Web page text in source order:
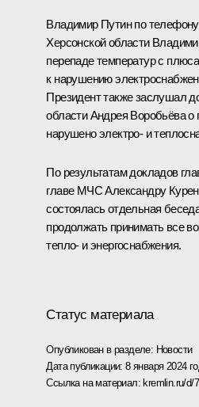
Владимир Путин по
Херсонской области
перепаде температур с
к нарушению
Президент также заслушал
областиАндрея Воробьёвао
нарушено электро- и
По результатам докладов
главе МЧСАлександру
состоялась отдельная
продолжать принимать все
тепло- и энергоснабжения.
Статус материала
Опубликован в разделе: Новости
Дата публикации:8 января 2024
Ссылка на материал:kremlin.ru/d/